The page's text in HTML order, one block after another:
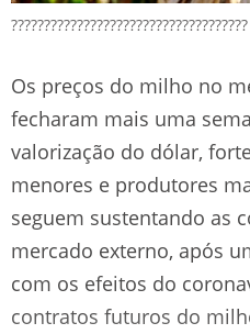
????????????????????????????????????
Os preços do milho no
fecharam mais uma
valorização do dólar,
menores e produtores
seguem sustentando as
mercado externo, após
com os efeitos do
contratos futuros do